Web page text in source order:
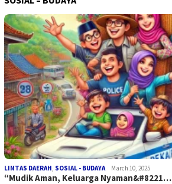
LINTAS DAERAH SOSIAL - BUDAYA March 10, 2025
“Mudik Aman, Keluarga Nyaman&#8221…